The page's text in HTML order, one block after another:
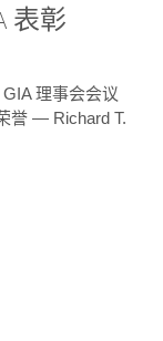
表彰
理事会会议
誉 — Richard T.